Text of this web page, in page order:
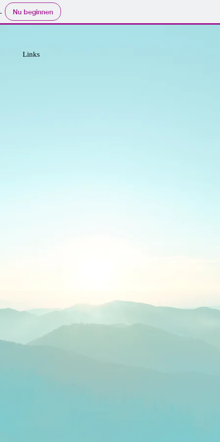
Nu beginnen
Links